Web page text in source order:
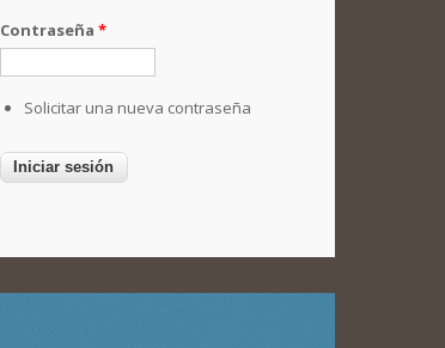
Contraseña *
Solicitar una nueva contraseña